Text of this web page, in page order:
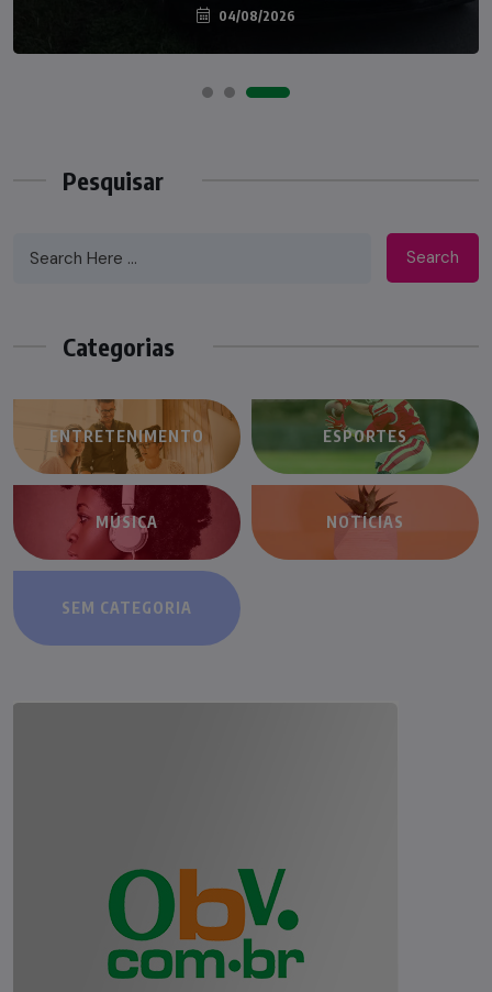
04/08/2026
07/08/2026
Pesquisar
Search
Categorias
ENTRETENIMENTO ESPORTES
MÚSICA NOTÍCIAS
SEM CATEGORIA